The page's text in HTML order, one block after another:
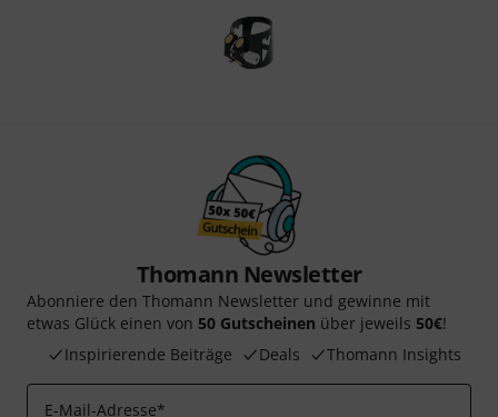
Thomann Newsletter
Abonniere den Thomann Newsletter und gewinne mit
etwas Glück einen von 50 Gutscheinen über jeweils 50€!
Inspirierende Beiträge
Deals Thomann Insights
E-Mail-Adresse*